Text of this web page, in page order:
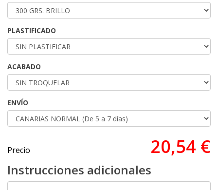
PLASTIFICADO
ACABADO
ENVÍO
Precio 20,54 €
Instrucciones adicionales